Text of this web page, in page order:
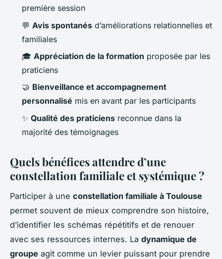
première session
💬 Avis spontanés d’améliorations relationnelles et
familiales
🎓 Appréciation de la formation proposée par les
praticiens
🤝 Bienveillance et accompagnement
personnalisé mis en avant par les participants
✨ Qualité des praticiens reconnue dans la
majorité des témoignages
Quels bénéfices attendre d’une
constellation familiale et systémique ?
Participer à une constellation familiale à Toulouse
permet souvent de mieux comprendre son histoire,
d’identifier les schémas répétitifs et de renouer
avec ses ressources internes. La dynamique de
groupe agit comme un levier puissant pour prendre